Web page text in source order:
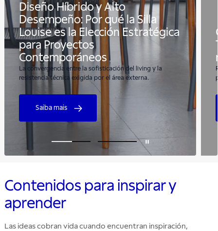
Diseño Híbrido y Alto
Desempeño: Por qué la Silla
Louise es la Elección Estratégica
para Proyectos
Contemporáneos
La convergencia entre la sofisticación del living y la
resistencia técnica exigida por el área externa.
Saiba mais
Contenidos para inspirar y
aprender
Las ideas cobran vida cuando encuentran inspiración,